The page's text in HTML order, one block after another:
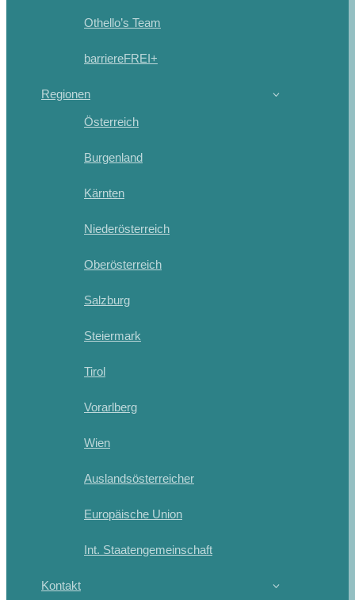
Othello’s Team
barriereFREI+
Regionen
Österreich
Burgenland
Kärnten
Niederösterreich
Oberösterreich
Salzburg
Steiermark
Tirol
Vorarlberg
Wien
Auslandsösterreicher
Europäische Union
Int. Staatengemeinschaft
Kontakt